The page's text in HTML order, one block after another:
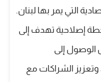
التي يمر بها لبنان.
إصلاحية تهدف إلى
الوصول إلى
وتعزيز الشراكات مع